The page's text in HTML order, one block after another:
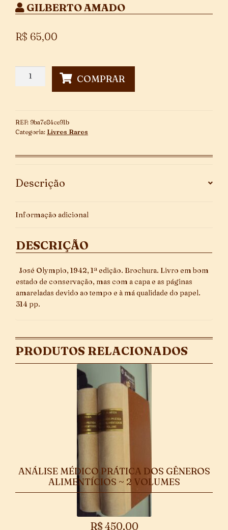
GILBERTO AMADO
R$ 65,00
1ª
Edição
COMPRAR
REF: 9ba7e84ce91b
Categoria: Livros Raros
Descrição
Informação adicional
DESCRIÇÃO
José Olympio, 1942, 1ª edição. Brochura. Livro em bom
estado de conservação, mas com a capa e as páginas
amareladas devido ao tempo e à má qualidade do papel.
314 pp.
PRODUTOS RELACIONADOS
ANÁLISE MÉDICO PRÁTICA DOS GÊNEROS
ALIMENTÍCIOS ~ 2 VOLUMES
R$ 450,00